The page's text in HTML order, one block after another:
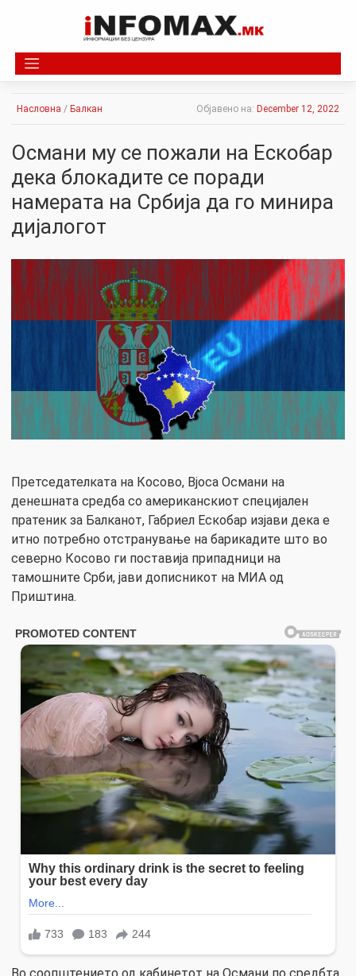
Насловна / Балкан Објавено на: December 12, 2022
Османи му се пожали на Ескобар
дека блокадите се поради
намерата на Србија да го минира
дијалогот
Претседателката на Косово, Вјоса Османи на
денешната средба со американскиот специјален
пратеник за Балканот, Габриел Ескобар изјави дека е
итно потребно отстранување на барикадите што во
северно Косово ги поставија припадници на
тамошните Срби, јави дописникот на МИА од
Приштина.